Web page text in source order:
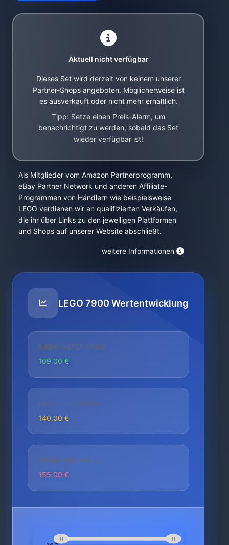
Aktuell nicht verfügbar
Dieses Set wird derzeit von keinem unserer
Partner-Shops angeboten. Möglicherweise ist
es ausverkauft oder nicht mehr erhältlich.
Tipp: Setze einen Preis-Alarm, um
benachrichtigt zu werden, sobald das Set
wieder verfügbar ist!
Als Mitglieder vom Amazon Partnerprogramm,
eBay Partner Network und anderen Affiliate-
Programmen von Händlern wie beispielsweise
LEGO verdienen wir an qualifizierten Verkäufen,
die ihr über Links zu den jeweiligen Plattformen
und Shops auf unserer Website abschließt.
weitere Informationen
LEGO 7900 Wertentwicklung
NIEDRIGSTER PREIS
109.00 €
AKTUELLER PREIS
140.00 €
HÖCHSTER PREIS
155.00 €